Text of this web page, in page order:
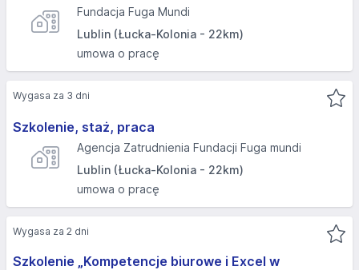
Fundacja Fuga Mundi
Lublin (Łucka-Kolonia - 22km)
umowa o pracę
Szkolenie, staż, praca
Agencja Zatrudnienia Fundacji Fuga mundi
Lublin (Łucka-Kolonia - 22km)
umowa o pracę
Wygasa za 3 dni
Szkolenie „Kompetencje biurowe i Excel w
Wygasa za 2 dni